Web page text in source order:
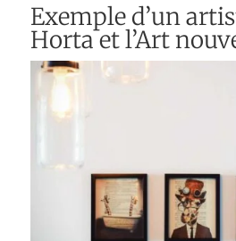
Exemple d’un
Horta et l’Art